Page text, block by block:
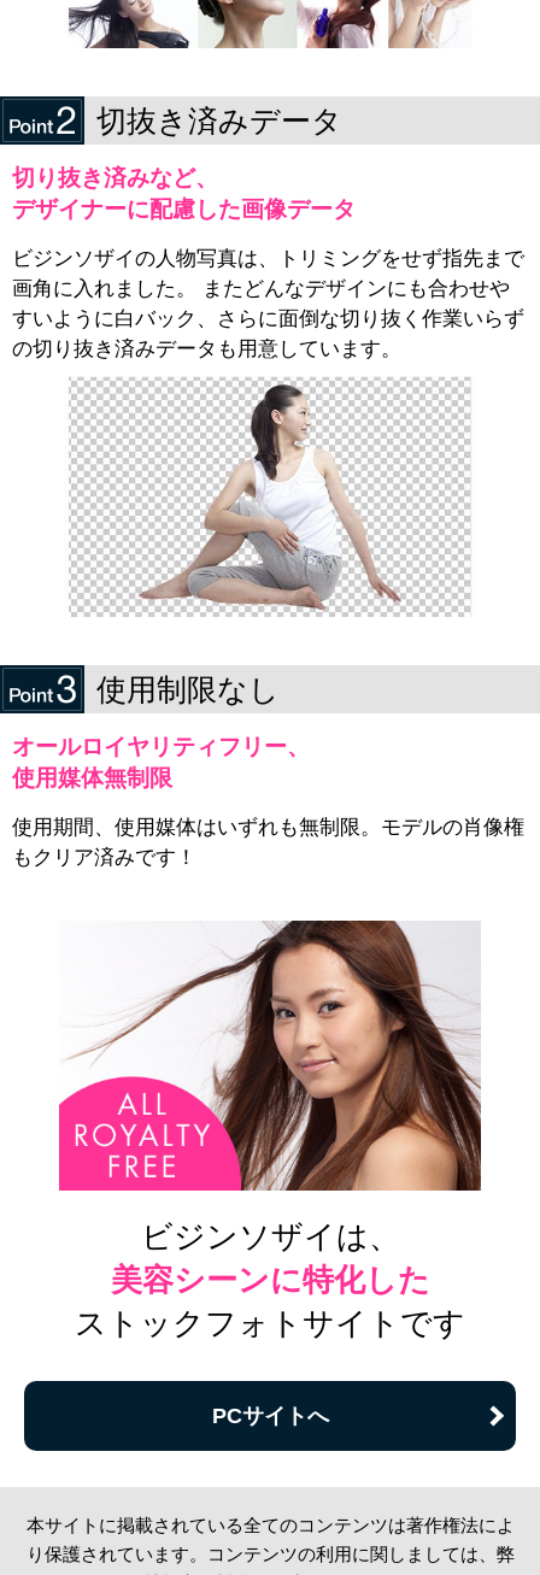
切抜き済みデータ
切り抜き済みなど、
デザイナーに配慮した画像データ
ビジンソザイの人物写真は、トリミングをせず指先まで
画角に入れました。 またどんなデザインにも合わせや
すいように白バック、さらに面倒な切り抜く作業いらず
の切り抜き済みデータも用意しています。
使用制限なし
オールロイヤリティフリー、
使用媒体無制限
使用期間、使用媒体はいずれも無制限。モデルの肖像権
もクリア済みです！
ビジンソザイは、
美容シーンに特化した
ストックフォトサイトです
PCサイトへ
本サイトに掲載されている全てのコンテンツは著作権法によ
り保護されています。コンテンツの利用に関しましては、弊